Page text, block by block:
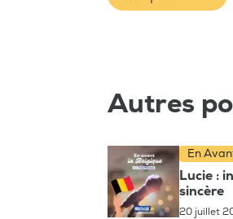
Autres
En
Lucie :
sincère
20 juillet